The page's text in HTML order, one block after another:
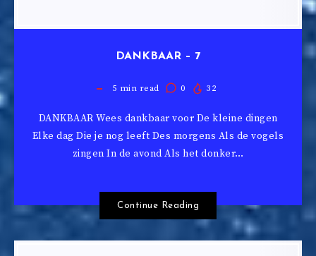
DANKBAAR – 7
5 min read 0 32
DANKBAAR Wees dankbaar voor De kleine dingen
Elke dag Die je nog leeft Des morgens Als de vogels
zingen In de avond Als het donker…
Continue Reading